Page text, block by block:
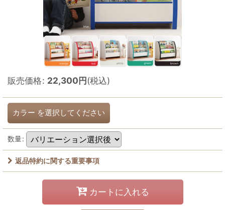
販売価格: 22,300円(税込)
カラー を選択してください
数量:
返品特約に関する重要事項
カートに入れる